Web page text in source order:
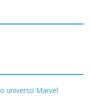
universo Marvel